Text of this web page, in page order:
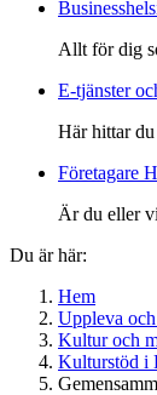
Allt för dig
E-tjänster
Här hittar du
Företagare
Är du eller
Du är här:
Hem
Uppleva
Kultur och
Kulturstöd i